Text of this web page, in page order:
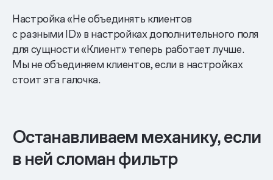
Настройка «Не объединять клиентов
с разными ID» в настройках дополнительного поля
для сущности «Клиент» теперь работает лучше.
Мы не объединяем клиентов, если в настройках
стоит эта галочка.
Останавливаем механику, если
в ней сломан фильтр